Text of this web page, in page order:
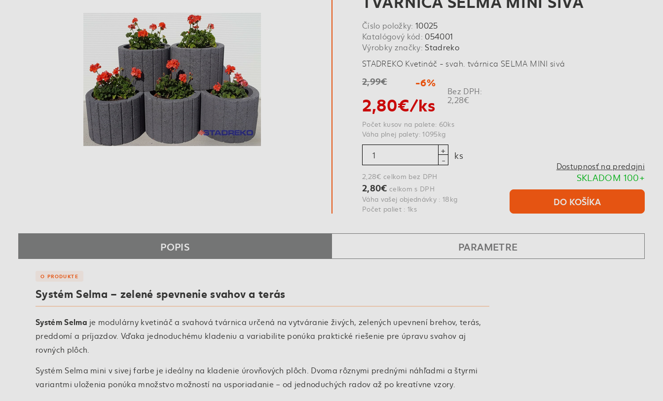
Číslo položky: 10025
Katalógový kód: 054001
Výrobky značky: Stadreko
STADREKO Kvetináč - svah. tvárnica SELMA MINI sivá
2,99€ -6%
2,80€/ks
Bez DPH:
2,28€
Počet kusov na palete: 60ks
Váha plnej palety: 1095kg
ks
2,28€ celkom bez DPH
2,80€ celkom s DPH
Váha vašej objednávky : 18kg
Počet paliet : 1ks
Dostupnosť na predajni
SKLADOM 100+
DO KOŠÍKA
POPIS PARAMETRE
O PRODUKTE
Systém Selma – zelené spevnenie svahov a terás
Systém Selma je modulárny kvetináč a svahová tvárnica určená na vytváranie živých, zelených upevnení brehov, terás,
preddomí a príjazdov. Vďaka jednoduchému kladeniu a variabilite ponúka praktické riešenie pre úpravu svahov aj
rovných plôch.
Systém Selma mini v sivej farbe je ideálny na kladenie úrovňových plôch. Dvoma rôznymi prednými náhľadmi a štyrmi
variantmi uloženia ponúka množstvo možností na usporiadanie – od jednoduchých radov až po kreatívne vzory.